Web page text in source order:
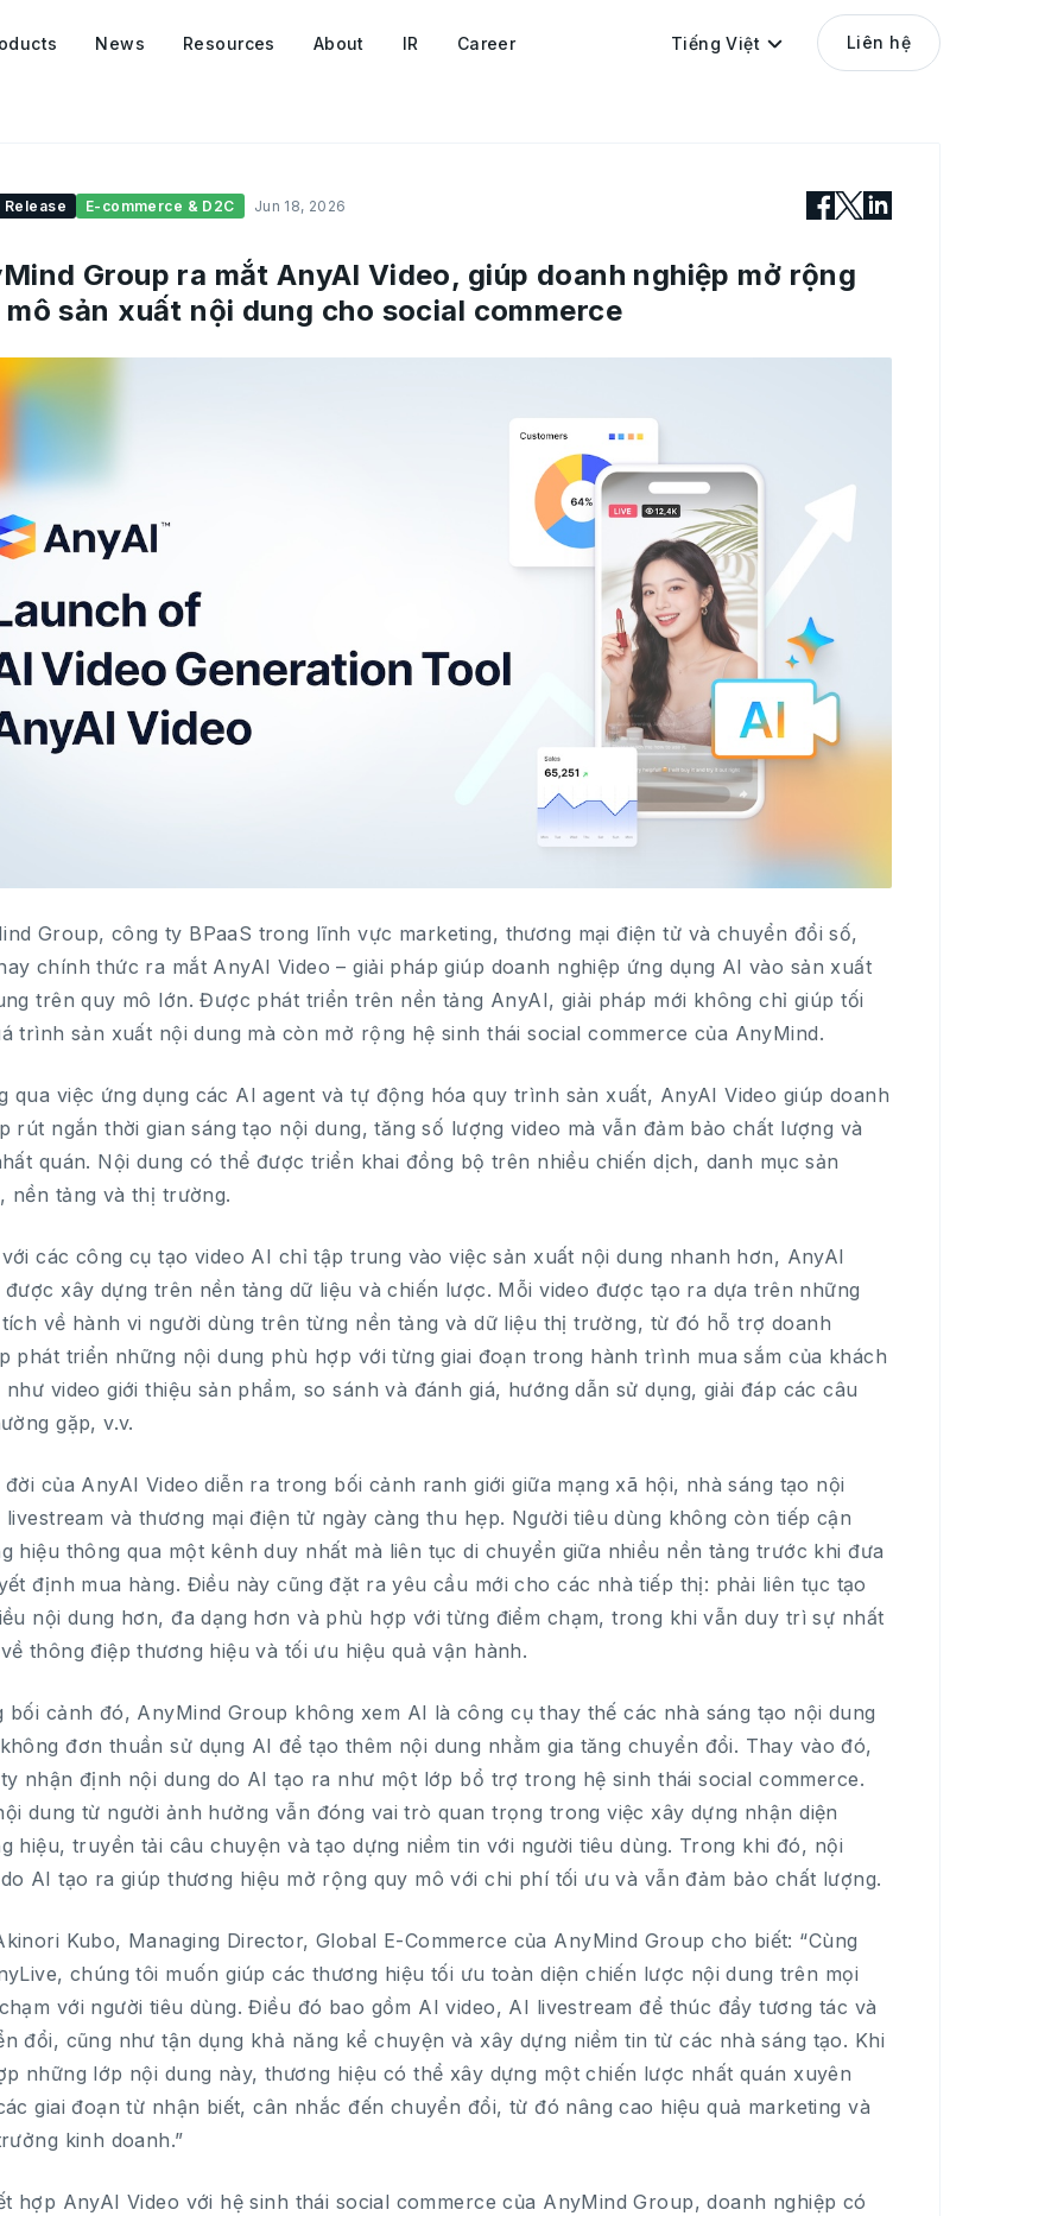
News Resources About IR Career Tiếng Việt Liên hệ
Release E-commerce & D2C Jun 18, 2026
Group ra mắt AnyAI Video, giúp doanh nghiệp mở rộng
mô sản xuất nội dung cho social commerce
Group, công ty BPaaS trong lĩnh vực marketing, thương mại điện tử và chuyển đổi số,
chính thức ra mắt AnyAI Video – giải pháp giúp doanh nghiệp ứng dụng AI vào sản xuất
trên quy mô lớn. Được phát triển trên nền tảng AnyAI, giải pháp mới không chỉ giúp tối
trình sản xuất nội dung mà còn mở rộng hệ sinh thái social commerce của AnyMind.
qua việc ứng dụng các AI agent và tự động hóa quy trình sản xuất, AnyAI Video giúp doanh
rút ngắn thời gian sáng tạo nội dung, tăng số lượng video mà vẫn đảm bảo chất lượng và
quán. Nội dung có thể được triển khai đồng bộ trên nhiều chiến dịch, danh mục sản
nền tảng và thị trường.
các công cụ tạo video AI chỉ tập trung vào việc sản xuất nội dung nhanh hơn, AnyAI
được xây dựng trên nền tảng dữ liệu và chiến lược. Mỗi video được tạo ra dựa trên những
về hành vi người dùng trên từng nền tảng và dữ liệu thị trường, từ đó hỗ trợ doanh
phát triển những nội dung phù hợp với từng giai đoạn trong hành trình mua sắm của khách
như video giới thiệu sản phẩm, so sánh và đánh giá, hướng dẫn sử dụng, giải đáp các câu
gặp, v.v.
của AnyAI Video diễn ra trong bối cảnh ranh giới giữa mạng xã hội, nhà sáng tạo nội
livestream và thương mại điện tử ngày càng thu hẹp. Người tiêu dùng không còn tiếp cận
hiệu thông qua một kênh duy nhất mà liên tục di chuyển giữa nhiều nền tảng trước khi đưa
định mua hàng. Điều này cũng đặt ra yêu cầu mới cho các nhà tiếp thị: phải liên tục tạo
nội dung hơn, đa dạng hơn và phù hợp với từng điểm chạm, trong khi vẫn duy trì sự nhất
thông điệp thương hiệu và tối ưu hiệu quả vận hành.
bối cảnh đó, AnyMind Group không xem AI là công cụ thay thế các nhà sáng tạo nội dung
đơn thuần sử dụng AI để tạo thêm nội dung nhằm gia tăng chuyển đổi. Thay vào đó,
nhận định nội dung do AI tạo ra như một lớp bổ trợ trong hệ sinh thái social commerce.
dung từ người ảnh hưởng vẫn đóng vai trò quan trọng trong việc xây dựng nhận diện
hiệu, truyền tải câu chuyện và tạo dựng niềm tin với người tiêu dùng. Trong khi đó, nội
AI tạo ra giúp thương hiệu mở rộng quy mô với chi phí tối ưu và vẫn đảm bảo chất lượng.
Kubo, Managing Director, Global E-Commerce của AnyMind Group cho biết: “Cùng
chúng tôi muốn giúp các thương hiệu tối ưu toàn diện chiến lược nội dung trên mọi
với người tiêu dùng. Điều đó bao gồm AI video, AI livestream để thúc đẩy tương tác và
đổi, cũng như tận dụng khả năng kể chuyện và xây dựng niềm tin từ các nhà sáng tạo. Khi
những lớp nội dung này, thương hiệu có thể xây dựng một chiến lược nhất quán xuyên
giai đoạn từ nhận biết, cân nhắc đến chuyển đổi, từ đó nâng cao hiệu quả marketing và
kinh doanh.”
hợp AnyAI Video với hệ sinh thái social commerce của AnyMind Group, doanh nghiệp có